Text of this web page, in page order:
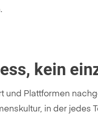
kein
und Plattformen
in der jedes